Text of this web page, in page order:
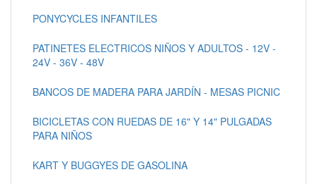
PONYCYCLES INFANTILES
PATINETES ELECTRICOS NIÑOS Y ADULTOS - 12V -
24V - 36V - 48V
BANCOS DE MADERA PARA JARDÍN - MESAS PICNIC
BICICLETAS CON RUEDAS DE 16" Y 14" PULGADAS
PARA NIÑOS
KART Y BUGGYES DE GASOLINA